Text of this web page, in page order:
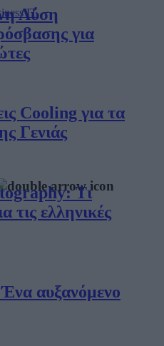
Λύση
για
Cooling για τα
Γενιάς
Τι
τις ελληνικές
αυξανόμενο